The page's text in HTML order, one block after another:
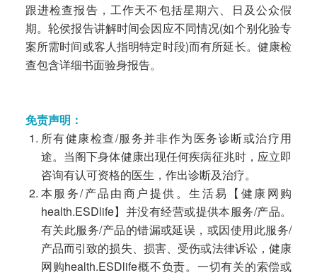
跟进检查报告，工作天不包括星期六、日及公众假
期。轮侯报告讲解时间会因应不同情况(如个别化验专
案所需时间或客人指明特定时段)而有所延长。健康检
查包含详细书面验身报告。
免责声明：
所有健康检查/服务并非作为医务诊断或治疗用
途。当阁下身体健康出现任何疾病征兆时，应立即
咨询有认可资格的医生，作出诊断及治疗。
本服务/产品由商户提供。生活易【健康网购
health.ESDlife】并没有经营或提供本服务/产品。
有关此服务/产品的错漏或延误，或因使用此服务/
产品而引致的损失、损害、受伤或法律诉讼，健康
网购health.ESDlife概不负责。一切有关的索偿或